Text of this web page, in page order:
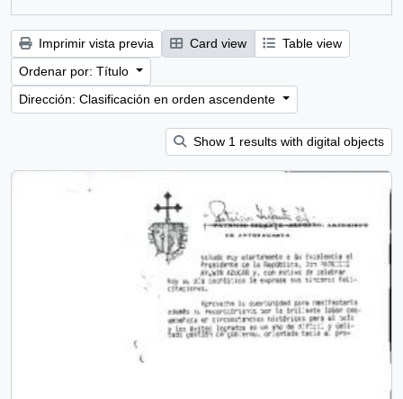
Imprimir vista previa Card view
Table view
Ordenar por: Título
Dirección: Clasificación en orden ascendente
Show 1 results with digital objects